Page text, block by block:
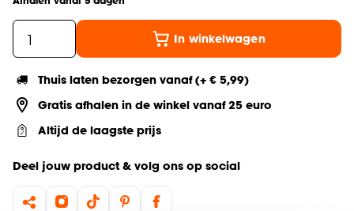
In winkelwagen
Thuis laten bezorgen vanaf (+ € 5,99)
Gratis afhalen in de winkel vanaf 25 euro
Altijd de laagste prijs
Deel jouw product & volg ons op social